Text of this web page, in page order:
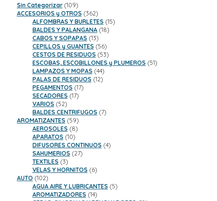
Sin Categorizar 109109
productos
ACCESORIOS y OTROS 362362
productos
ALFOMBRAS Y BURLETES 1515
BALDES Y PALANGANA 1818
CABOS Y SOPAPAS 1313
productos
CEPILLOS y GUANTES 5656
productos
CESTOS DE RESIDUOS 5353
productos
ESCOBAS, ESCOBILLONES y PLUMEROS 5151
LAMPAZOS Y MOPAS 4444
productos
PALAS DE RESIDUOS 1212
PEGAMENTOS 1717
SECADORES 1717
VARIOS 5252
productos
BALDES CENTRIFUGOS 77
AROMATIZANTES 5959
productos
AEROSOLES 88
productos
APARATOS 1010
productos
DIFUSORES CONTINUOS 44
SAHUMERIOS 2727
TEXTILES 33
productos
VELAS Y HORNITOS 66
AUTO 102102
productos
AGUA AIRE Y LUBRICANTES 55
AROMATIZADORES 1414